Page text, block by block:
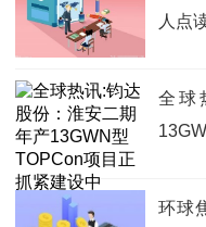
人点
全球
环球